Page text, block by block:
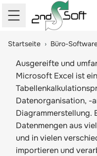
Startseite › Büro-
Ausgereifte und
Microsoft Excel ist
Datenorganisation, -
Diagrammerstellung.
Datenmengen aus
und in vielen
importieren und